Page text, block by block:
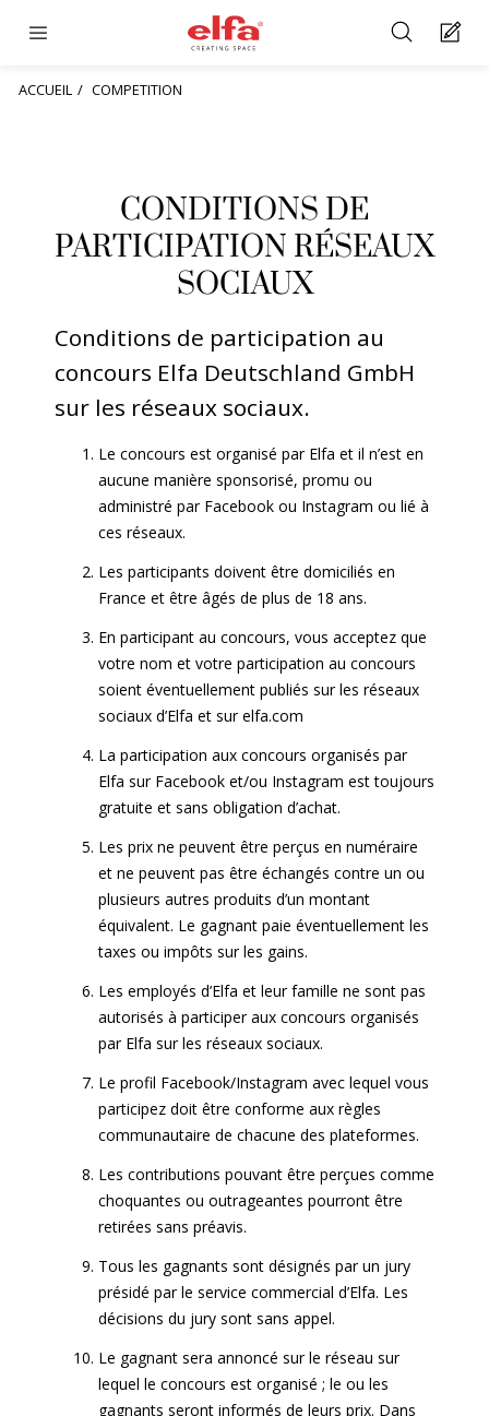
ACCUEIL COMPETITION
CONDITIONS DE
PARTICIPATION RÉSEAUX
SOCIAUX
Conditions de participation au
concours Elfa Deutschland GmbH
sur les réseaux sociaux.
Le concours est organisé par Elfa et il n’est en
aucune manière sponsorisé, promu ou
administré par Facebook ou Instagram ou lié à
ces réseaux.
Les participants doivent être domiciliés en
France et être âgés de plus de 18 ans.
En participant au concours, vous acceptez que
votre nom et votre participation au concours
soient éventuellement publiés sur les réseaux
sociaux d’Elfa et sur elfa.com
La participation aux concours organisés par
Elfa sur Facebook et/ou Instagram est toujours
gratuite et sans obligation d’achat.
Les prix ne peuvent être perçus en numéraire
et ne peuvent pas être échangés contre un ou
plusieurs autres produits d’un montant
équivalent. Le gagnant paie éventuellement les
taxes ou impôts sur les gains.
Les employés d’Elfa et leur famille ne sont pas
autorisés à participer aux concours organisés
par Elfa sur les réseaux sociaux.
Le profil Facebook/Instagram avec lequel vous
participez doit être conforme aux règles
communautaire de chacune des plateformes.
Les contributions pouvant être perçues comme
choquantes ou outrageantes pourront être
retirées sans préavis.
Tous les gagnants sont désignés par un jury
présidé par le service commercial d’Elfa. Les
décisions du jury sont sans appel.
Le gagnant sera annoncé sur le réseau sur
lequel le concours est organisé ; le ou les
gagnants seront informés de leurs prix. Dans